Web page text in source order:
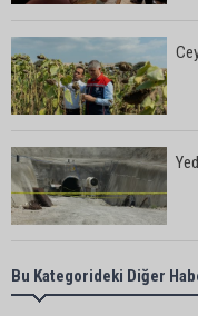
Bu Kategorideki Diğer